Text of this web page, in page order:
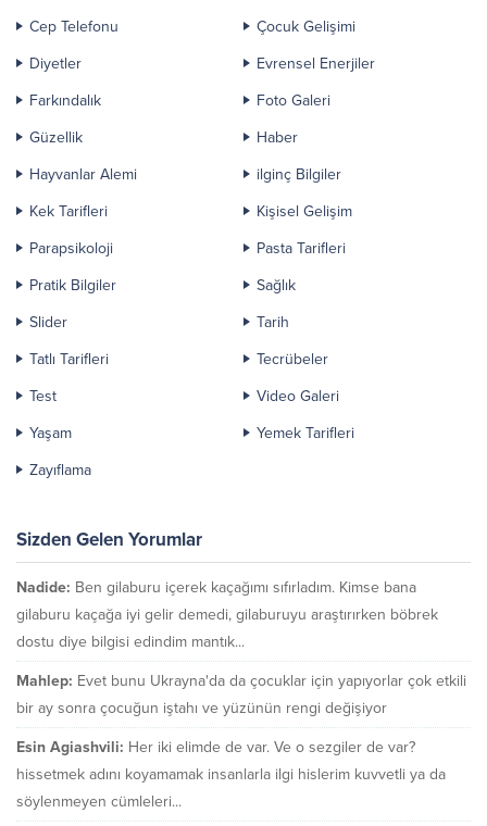
Cep Telefonu
Çocuk Gelişimi
Diyetler
Evrensel Enerjiler
Farkındalık
Foto Galeri
Güzellik
Haber
Hayvanlar Alemi
ilginç Bilgiler
Kek Tarifleri
Kişisel Gelişim
Parapsikoloji
Pasta Tarifleri
Pratik Bilgiler
Sağlık
Slider
Tarih
Tatlı Tarifleri
Tecrübeler
Test
Video Galeri
Yaşam
Yemek Tarifleri
Zayıflama
Sizden Gelen Yorumlar
Nadide: Ben gilaburu içerek kaçağımı sıfırladım. Kimse bana
gilaburu kaçağa iyi gelir demedi, gilaburuyu araştırırken böbrek
dostu diye bilgisi edindim mantık...
Mahlep: Evet bunu Ukrayna'da da çocuklar için yapıyorlar çok etkili
bir ay sonra çocuğun iştahı ve yüzünün rengi değişiyor
Esin Agiashvili: Her iki elimde de var. Ve o sezgiler de var?
hissetmek adını koyamamak insanlarla ilgi hislerim kuvvetli ya da
söylenmeyen cümleleri...